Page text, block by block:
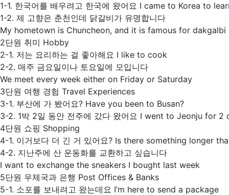
1-1. 한국어를 배우려고 한국에 왔어요 I came to Korea to
1-2. 제 고향은 춘천인데 닭갈비가 유명합니다
My hometown is Chuncheon, and it is famous for dakgalbi
2단원 취미 Hobby
2-1. 저는 요리하는 걸 좋아해요 I like to cook
2-2. 매주 금요일이나 토요일에 모입니다
We meet every week either on Friday or Saturday
3단원 여행 경험 Travel Experiences
3-1. 부산에 가 봤어요? Have you been to Busan?
3-2. 1박 2일 동안 전주에 갔다 왔어요 I went to Jeonju for 2
4단원 쇼핑 Shopping
4-1. 이거보다 더 긴 거 있어요? Is there something longer
4-2. 지난주에 산 운동화를 교환하고 싶습니다
I want to exchange the sneakers I bought last week
5단원 우체국과 은행 Post Offices & Banks
5-1. 소포를 보내려고 왔는데요 I’m here to send a package